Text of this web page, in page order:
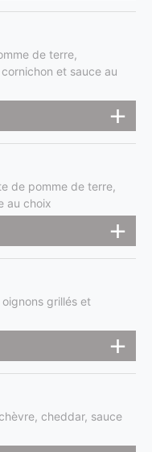
de terre,
et sauce au
de pomme de terre,
au choix
grillés et
cheddar, sauce